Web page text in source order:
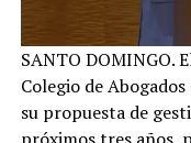
SANTO DOMINGO.
Colegio de
su propuesta de
próximos tres años,